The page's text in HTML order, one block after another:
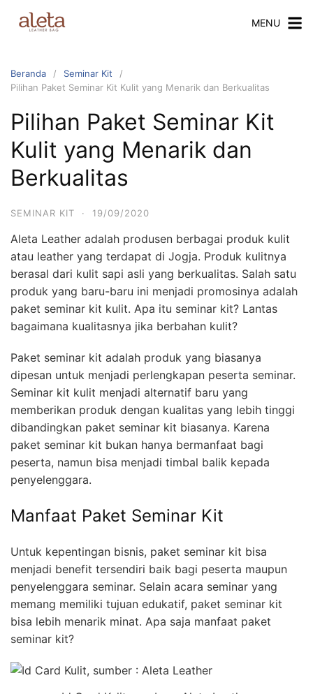
MENU
Beranda
Seminar Kit
Pilihan Paket Seminar Kit Kulit yang Menarik dan Berkualitas
Pilihan Paket Seminar Kit
Kulit yang Menarik dan
Berkualitas
SEMINAR KIT · 19/09/2020
Aleta Leather adalah produsen berbagai produk kulit
atau leather yang terdapat di Jogja. Produk kulitnya
berasal dari kulit sapi asli yang berkualitas. Salah satu
produk yang baru-baru ini menjadi promosinya adalah
paket seminar kit kulit. Apa itu seminar kit? Lantas
bagaimana kualitasnya jika berbahan kulit?
Paket seminar kit adalah produk yang biasanya
dipesan untuk menjadi perlengkapan peserta seminar.
Seminar kit kulit menjadi alternatif baru yang
memberikan produk dengan kualitas yang lebih tinggi
dibandingkan paket seminar kit biasanya. Karena
paket seminar kit bukan hanya bermanfaat bagi
peserta, namun bisa menjadi timbal balik kepada
penyelenggara.
Manfaat Paket Seminar Kit
Untuk kepentingan bisnis, paket seminar kit bisa
menjadi benefit tersendiri baik bagi peserta maupun
penyelenggara seminar. Selain acara seminar yang
memang memiliki tujuan edukatif, paket seminar kit
bisa lebih menarik minat. Apa saja manfaat paket
seminar kit?